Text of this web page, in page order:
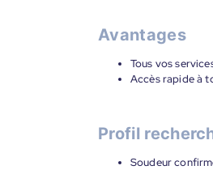
Avantages
Tous vos
Accès rapide à
Profil
Soudeur